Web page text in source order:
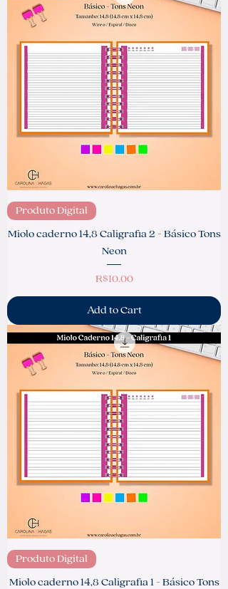
Produto Digital
Miolo caderno 14,8 Caligrafia 2 - Básico Tons
Neon
Price
R$10.00
Add to Cart
Produto Digital
Miolo caderno 14,8 Caligrafia 1 - Básico Tons